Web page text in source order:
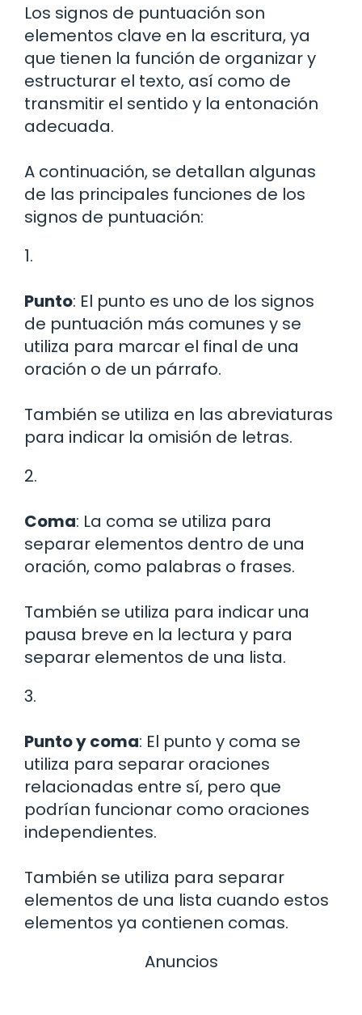
Los signos de puntuación son
elementos clave en la escritura, ya
que tienen la función de organizar y
estructurar el texto, así como de
transmitir el sentido y la entonación
adecuada.
A continuación, se detallan algunas
de las principales funciones de los
signos de puntuación:
1.
Punto: El punto es uno de los signos
de puntuación más comunes y se
utiliza para marcar el final de una
oración o de un párrafo.
También se utiliza en las abreviaturas
para indicar la omisión de letras.
2.
Coma: La coma se utiliza para
separar elementos dentro de una
oración, como palabras o frases.
También se utiliza para indicar una
pausa breve en la lectura y para
separar elementos de una lista.
3.
Punto y coma: El punto y coma se
utiliza para separar oraciones
relacionadas entre sí, pero que
podrían funcionar como oraciones
independientes.
También se utiliza para separar
elementos de una lista cuando estos
elementos ya contienen comas.
Anuncios